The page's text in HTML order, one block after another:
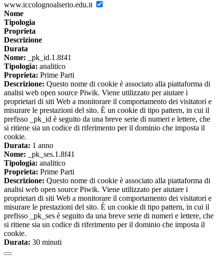
www.iccolognoalserio.edu.it
Nome
Tipologia
Proprieta
Descrizione
Durata
Nome: _pk_id.1.8f41
Tipologia: analitico
Proprieta: Prime Parti
Descrizione: Questo nome di cookie è associato alla piattaforma di
analisi web open source Piwik. Viene utilizzato per aiutare i
proprietari di siti Web a monitorare il comportamento dei visitatori e
misurare le prestazioni del sito. È un cookie di tipo pattern, in cui il
prefisso _pk_id è seguito da una breve serie di numeri e lettere, che
si ritiene sia un codice di riferimento per il dominio che imposta il
cookie.
Durata: 1 anno
Nome: _pk_ses.1.8f41
Tipologia: analitico
Proprieta: Prime Parti
Descrizione: Questo nome di cookie è associato alla piattaforma di
analisi web open source Piwik. Viene utilizzato per aiutare i
proprietari di siti Web a monitorare il comportamento dei visitatori e
misurare le prestazioni del sito. È un cookie di tipo pattern, in cui il
prefisso _pk_ses è seguito da una breve serie di numeri e lettere, che
si ritiene sia un codice di riferimento per il dominio che imposta il
cookie.
Durata: 30 minuti